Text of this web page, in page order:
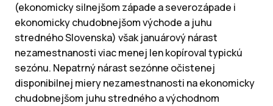
(ekonomicky silnejšom západe a severozápade i
ekonomicky chudobnejšom východe a juhu
stredného Slovenska) však januárový nárast
nezamestnanosti viac menej len kopíroval typickú
sezónu. Nepatrný nárast sezónne očistenej
disponibilnej miery nezamestnanosti na ekonomicky
chudobnejšom juhu stredného a východnom